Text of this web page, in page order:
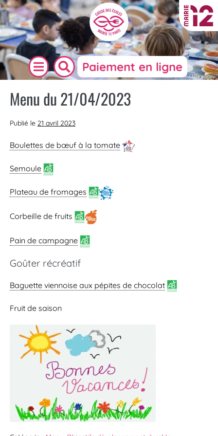
Paiement en ligne
Menu du 21/04/2023
Publié le 21 avril 2023
Boulettes de bœuf à la tomate
Semoule
Plateau de fromages
Corbeille de fruits
Pain de campagne
Goûter récréatif
Baguette viennoise aux pépites de chocolat
Fruit de saison